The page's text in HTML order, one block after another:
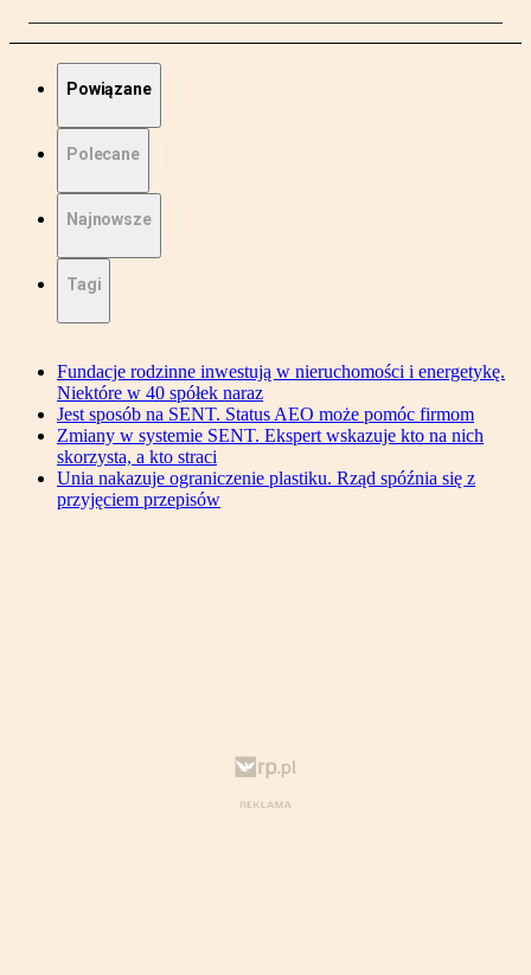
Powiązane
Polecane
Najnowsze
Tagi
Fundacje rodzinne inwestują w nieruchomości i energetykę.
Niektóre w 40 spółek naraz
Jest sposób na SENT. Status AEO może pomóc firmom
Zmiany w systemie SENT. Ekspert wskazuje kto na nich
skorzysta, a kto straci
Unia nakazuje ograniczenie plastiku. Rząd spóźnia się z
przyjęciem przepisów